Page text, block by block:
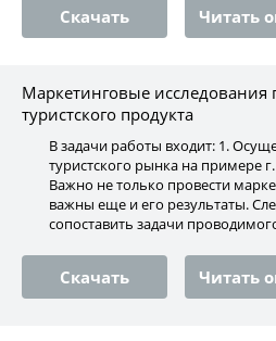
Скачать Читать
Маркетинговые исследования
туристского продукта
В задачи работы входит: 1.
туристского рынка на примере
Важно не только провести
важны еще и его результаты.
сопоставить задачи
Скачать Читать